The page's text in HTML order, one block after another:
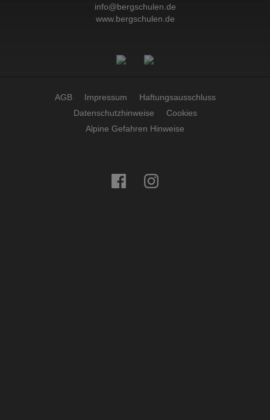
info@bergschulen.de
www.bergschulen.de
AGB Impressum
Haftungsausschluss
Datenschutzhinweise
Cookies
Alpine Gefahren Hinweise